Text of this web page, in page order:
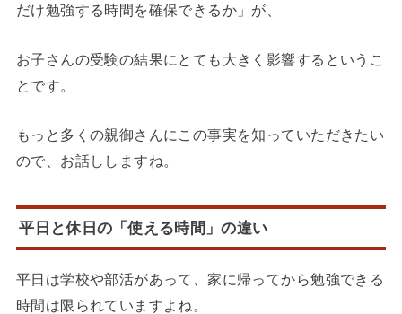
だけ勉強する時間を確保できるか」が、
お子さんの受験の結果にとても大きく影響するというこ
とです。
もっと多くの親御さんにこの事実を知っていただきたい
ので、お話ししますね。
平日と休日の「使える時間」の違い
平日は学校や部活があって、家に帰ってから勉強できる
時間は限られていますよね。